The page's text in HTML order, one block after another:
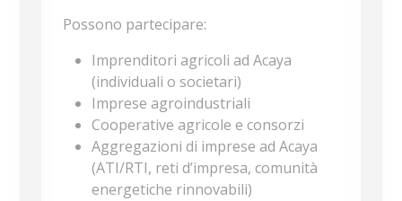
Possono partecipare:
Imprenditori agricoli ad Acaya
(individuali o societari)
Imprese agroindustriali
Cooperative agricole e consorzi
Aggregazioni di imprese ad Acaya
(ATI/RTI, reti d’impresa, comunità
energetiche rinnovabili)